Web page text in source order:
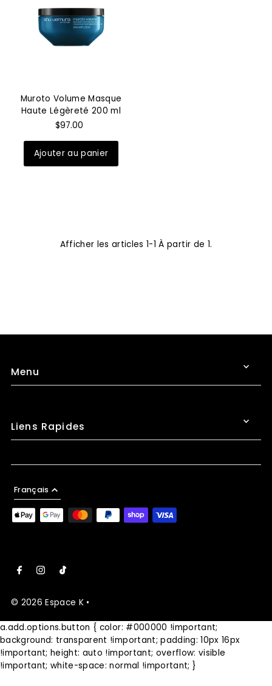
Alphabétique, de A à Z
Alphabétique, de Z à A
Date, de la plus
ancienne à la plus
Date, de la plus
récente à la plus
Muroto Volume Masque
Haute Légèreté 200 ml
$97.00
Afficher les articles 1-1 À partir de 1.
Menu
Liens Rapides
© 2026 Espace K •
Français
a.add.options.button { color: #000000 !important;
background: transparent !important; padding: 10px 16px
!important; height: auto !important; overflow: visible
!important; white-space: normal !important; }